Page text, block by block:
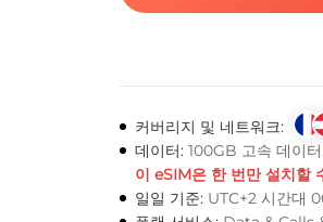
커버리지 및 네트워크:
데이터: 100GB 고속 데이
이 eSIM은 한 번만 설치할
일일 기준: UTC+2 시간대